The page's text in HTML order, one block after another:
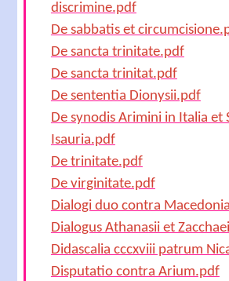
discrimine.pdf
De sabbatis et
De sancta trinitate.pdf
De sancta trinitat.pdf
De sententia Dionysii.pdf
De synodis Arimini in Italia et
Isauria.pdf
De trinitate.pdf
De virginitate.pdf
Dialogi duo contra
Dialogus Athanasii et
Didascalia cccxviii patrum
Disputatio contra Arium.pdf